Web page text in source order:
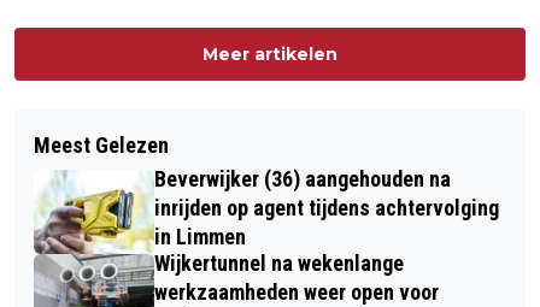
Meer artikelen
Meest Gelezen
Beverwijker (36) aangehouden na
inrijden op agent tijdens achtervolging
in Limmen
Wijkertunnel na wekenlange
werkzaamheden weer open voor